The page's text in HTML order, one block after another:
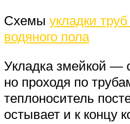
Схемы укладки
водяного пола
Укладка змейкой —
но проходя по
теплоноситель
остывает и к концу